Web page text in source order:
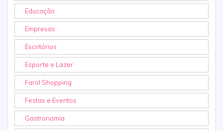
Educação
Empresas
Escritórios
Esporte e Lazer
Farol Shopping
Festas e Eventos
Gastronomia